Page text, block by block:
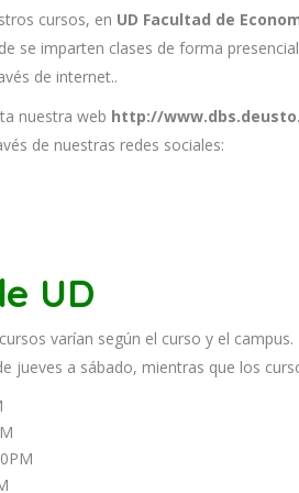
cursos, en UD Facultad de
se imparten clases de forma
de internet..
nuestra web http://
de nuestras redes sociales:
UD
cursos varían según el curso y el campus.
jueves a sábado, mientras que los curs